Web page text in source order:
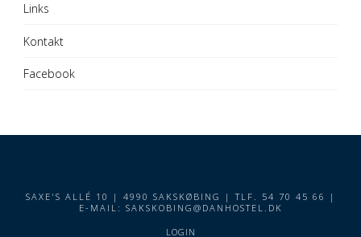
Links
Kontakt
Facebook
SAXE'S ALLÉ 10 | 4990 SAKSKØBING | TLF. 54 70 45 66 |
E-MAIL: SAKSKOBING@DANHOSTEL.DK
LOGIN